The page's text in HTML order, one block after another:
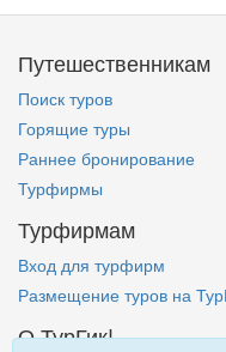
Путешественникам
Поиск туров
Горящие туры
Раннее бронирование
Турфирмы
Турфирмам
Вход для турфирм
Размещение туров на
О ТурГик!